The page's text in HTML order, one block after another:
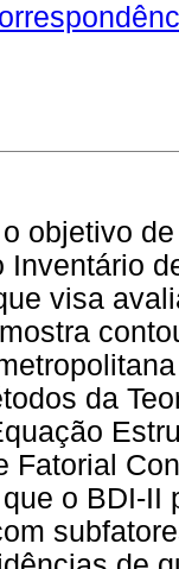
objetivo
Inventário
visa
da
Fatorial
o BDI-II